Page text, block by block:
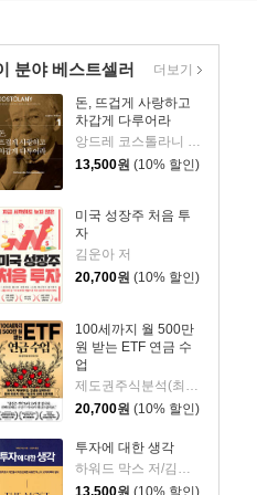
분야 베스트셀러
돈, 뜨겁게 사랑하고
차갑게 다루어라
앙드레 코스톨라니 저/한윤진 역
13,500원 (10% 할인)
미국 성장주 처음 투
자
김운아 저
20,700원 (10% 할인)
100세까지 월 500만
원 받는 ETF 연금 수
업
제도권주식분석(최기원) 저
20,700원 (10% 할인)
투자에 대한 생각
13,500원 (10% 할인)
더보기